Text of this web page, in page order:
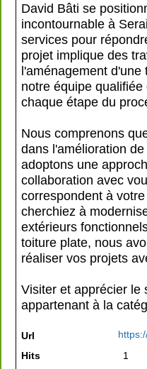
David Bâti se
incontournable à
services pour
projet implique des
l'aménagement
notre équipe
chaque étape du
Nous comprenons
dans l'amélioration
adoptons une
collaboration avec
correspondent à
cherchiez à
extérieurs
toiture plate, nous
réaliser vos projets
Visiter et apprécier le
appartenant à la
Url
Hits
1